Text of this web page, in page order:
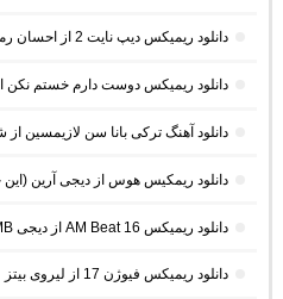
دانلود ریمیکس دیپ نایت 2 از احسان رمزی (ریمیکس طولانی غمگین)
دانلود ریمیکس دوست دارم خستم نکن
دانلود آهنگ ترکی بانا سن لازیمسین
دانلود ریمکیس هوس از دیجی آرین (این
دانلود ریمیکس AM Beat 16 از دیجی AMB (پادکست طولانی شنیدنی)
دانلود ریمیکس فیوژن 17 از لیروی بیتز